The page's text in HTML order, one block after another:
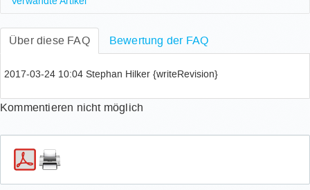
Wie deinstalliere ich alte Kernel Images in Ubuntu,
um Festplattenspeicher freizugeben?
Wie verifiziere ich meine Mobiltelefonnummer?
Wo finde ich Informationen zum Matomo Dienst?
Wie aktiviere ich RAM nach einer Erweiterung?
Welchen TSM-Client soll ich nutzen? Welchen TSM-
Clienten sollte ich meiden?
Über diese FAQ Bewertung der FAQ
2017-03-24 10:04 Stephan Hilker {writeRevision}
Kommentieren nicht möglich